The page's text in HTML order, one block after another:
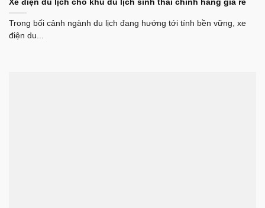
Xe điện du lịch cho khu du lịch sinh thái chính hãng giá rẻ
Trong bối cảnh ngành du lịch đang hướng tới tính bền vững, xe
điện du...